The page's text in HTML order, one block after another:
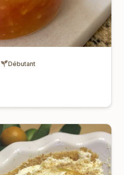
Débutant